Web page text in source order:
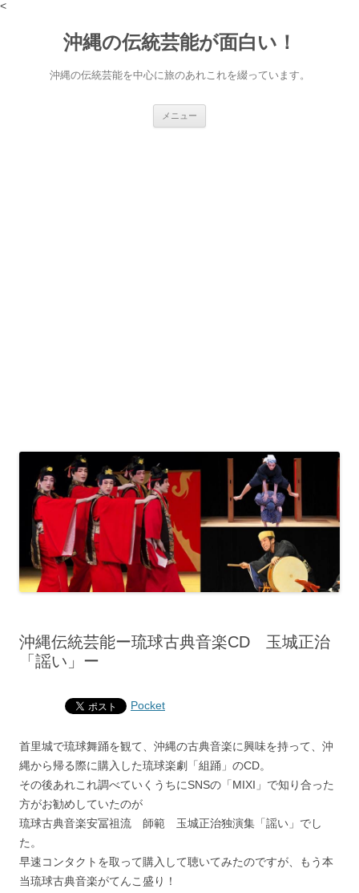
<
沖縄の伝統芸能が面白い！
沖縄の伝統芸能を中心に旅のあれこれを綴っています。
メニュー
沖縄伝統芸能ー琉球古典音楽CD 玉城正治
「謡い」ー
Pocket
首里城で琉球舞踊を観て、沖縄の古典音楽に興味を持って、沖
縄から帰る際に購入した琉球楽劇「組踊」のCD。
その後あれこれ調べていくうちにSNSの「MIXI」で知り合った
方がお勧めしていたのが
琉球古典音楽安冨祖流 師範 玉城正治独演集「謡い」でし
た。
早速コンタクトを取って購入して聴いてみたのですが、もう本
当琉球古典音楽がてんこ盛り！